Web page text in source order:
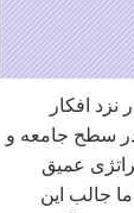
افکار
سطح جامعه و
عمیق
جالب این